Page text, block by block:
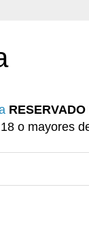
o mayores